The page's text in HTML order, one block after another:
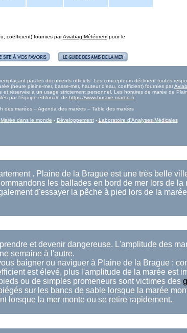
coefficient) fournies parAviabag Météorempour le
pas les documents officiels. Les concepteurs déclinent toutes
(heure pleine-mer, basse-mer, hauteur d'eau, coefficient) fournies par
réservée à un usage strictement personnel. Les horaires de marée de
par l'équipe éditoriale de https://www.horaire-maree.fr
des marées – Agenda des marées – Table des marées
Marée dans le monde - Développement- Laboratoire d'Analyses Médicales
. Plaine de la Brague est une très belle
les ballades en bord de mer lors de la
d'essayer la pêche à pied lors de la
et devenir dangereuse. L'amplitude des
semaine à l'autre.
baigner ou naviguer à Plaine de la Brague :
est élevé, plus l'amplitude de la marée est
ou de simples promeneurs sont victimes des
sur les bancs de sable lorsque la marée
lorsque la mer monte ou se retire rapidement.